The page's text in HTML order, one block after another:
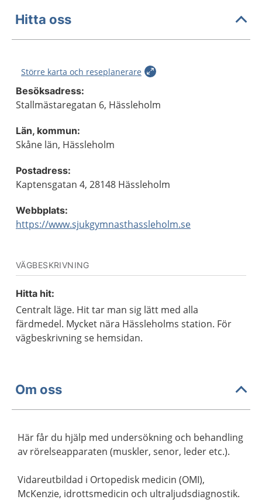
Hitta oss
Större karta och reseplanerare
Besöksadress:
Stallmästaregatan 6, Hässleholm
Län, kommun:
Skåne län, Hässleholm
Postadress:
Kaptensgatan 4, 28148 Hässleholm
Webbplats:
https://www.sjukgymnasthassleholm.se
VÄGBESKRIVNING
Hitta hit:
Centralt läge. Hit tar man sig lätt med alla
färdmedel. Mycket nära Hässleholms station. För
vägbeskrivning se hemsidan.
Om oss
Här får du hjälp med undersökning och behandling
av rörelseapparaten (muskler, senor, leder etc.).
Vidareutbildad i Ortopedisk medicin (OMI),
McKenzie, idrottsmedicin och ultraljudsdiagnostik.